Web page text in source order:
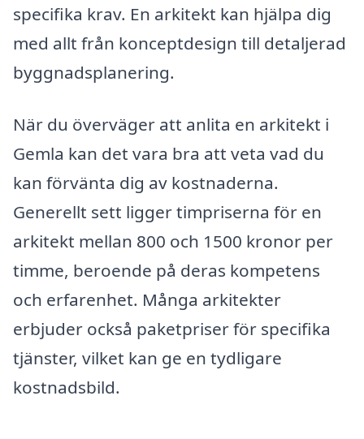
specifika krav. En arkitekt kan hjälpa dig
med allt från konceptdesign till detaljerad
byggnadsplanering.
När du överväger att anlita en arkitekt i
Gemla kan det vara bra att veta vad du
kan förvänta dig av kostnaderna.
Generellt sett ligger timpriserna för en
arkitekt mellan 800 och 1500 kronor per
timme, beroende på deras kompetens
och erfarenhet. Många arkitekter
erbjuder också paketpriser för specifika
tjänster, vilket kan ge en tydligare
kostnadsbild.